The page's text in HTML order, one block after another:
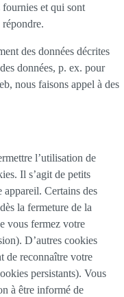
fournies et qui sont
des données décrites
données, p. ex. pour
nous faisons appel à des
l’utilisation de
Il s’agit de petits
appareil. Certains des
la fermeture de la
vous fermez votre
D’autres cookies
de reconnaître votre
persistants). Vous
à être informé de